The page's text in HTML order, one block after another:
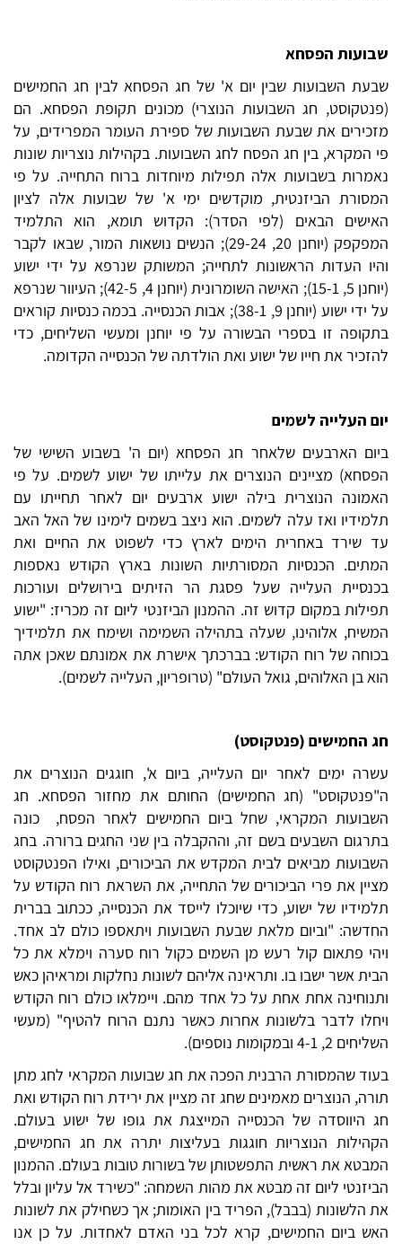
שבועות הפסחא
שבעת השבועות שבין יום א' של חג הפסחא לבין חג החמישים
(פנטקוסט, חג השבועות הנוצרי) מכונים תקופת הפסחא. הם
מזכירים את שבעת השבועות של ספירת העומר המפרידים, על
פי המקרא, בין חג הפסח לחג השבועות. בקהילות נוצריות שונות
נאמרות בשבועות אלה תפילות מיוחדות ברוח התחייה. על פי
המסורת הביזנטית, מוקדשים ימי א' של שבועות אלה לציון
האישים הבאים (לפי הסדר): הקדוש תומא, הוא התלמיד
המפקפק (יוחנן 20, 29-24); הנשים נושאות המור, שבאו לקבר
והיו העדות הראשונות לתחייה; המשותק שנרפא על ידי ישוע
(יוחנן 5, 15-1); האישה השומרונית (יוחנן 4, 42-5); העיוור שנרפא
על ידי ישוע (יוחנן 9, 38-1); אבות הכנסייה. בכמה כנסיות קוראים
בתקופה זו בספרי הבשורה על פי יוחנן ומעשי השליחים, כדי
להזכיר את חייו של ישוע ואת הולדתה של הכנסייה הקדומה.
יום העלייה לשמים
ביום הארבעים שלאחר חג הפסחא (יום ה' בשבוע השישי של
הפסחא) מציינים הנוצרים את עלייתו של ישוע לשמים. על פי
האמונה הנוצרית בילה ישוע ארבעים יום לאחר תחייתו עם
תלמידיו ואז עלה לשמים. הוא ניצב בשמים לימינו של האל האב
עד שירד באחרית הימים לארץ כדי לשפוט את החיים ואת
המתים. הכנסיות המסורתיות השונות בארץ הקודש נאספות
בכנסיית העלייה שעל פסגת הר הזיתים בירושלים ועורכות
תפילות במקום קדוש זה. ההמנון הביזנטי ליום זה מכריז: "ישוע
המשיח, אלוהינו, שעלה בתהילה השמימה ושימח את תלמידיך
בכוחה של רוח הקודש: בברכתך אישרת את אמונתם שאכן אתה
הוא בן האלוהים, גואל העולם" (טרופריון, העלייה לשמים).
חג החמישים (פנטקוסט)
עשרה ימים לאחר יום העלייה, ביום א', חוגגים הנוצרים את
ה"פנטקוסט" (חג החמישים) החותם את מחזור הפסחא. חג
השבועות המקראי, שחל ביום החמישים לאחר הפסח, כונה
בתרגום השבעים בשם זה, וההקבלה בין שני החגים ברורה. בחג
השבועות מביאים לבית המקדש את הביכורים, ואילו הפנטקוסט
מציין את פרי הביכורים של התחייה, את השראת רוח הקודש על
תלמידיו של ישוע, כדי שיוכלו לייסד את הכנסייה, ככתוב בברית
החדשה: "וביום מלאת שבעת השבועות ויתאספו כולם לב אחד.
ויהי פתאום קול רעש מן השמים כקול רוח סערה וימלא את כל
הבית אשר ישבו בו. ותראינה אליהם לשונות נחלקות ומראיהן כאש
ותנוחינה אחת אחת על כל אחד מהם. ויימלאו כולם רוח הקודש
ויחלו לדבר בלשונות אחרות כאשר נתנם הרוח להטיף" (מעשי
השליחים 2, 4-1 ובמקומות נוספים).
בעוד שהמסורת הרבנית הפכה את חג שבועות המקראי לחג מתן
תורה, הנוצרים מאמינים שחג זה מציין את ירידת רוח הקודש ואת
חג היווסדה של הכנסייה המייצגת את גופו של ישוע בעולם.
הקהילות הנוצריות חוגגות בעליצות יתרה את חג החמישים,
המבטא את ראשית התפשטותן של בשורות טובות בעולם. ההמנון
הביזנטי ליום זה מבטא את מהות השמחה: "כשירד אל עליון ובלל
את הלשונות (בבבל), הפריד בין האומות; אך כשחילק את לשונות
האש ביום החמישים, קרא לכל בני האדם לאחדות. על כן אנו